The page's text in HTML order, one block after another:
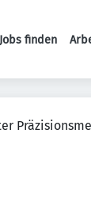
Jobs finden